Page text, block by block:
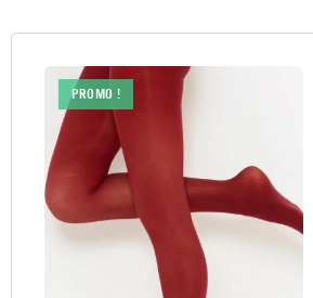
PROMO !